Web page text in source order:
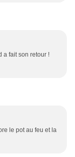
a fait son retour !
le pot au feu et la